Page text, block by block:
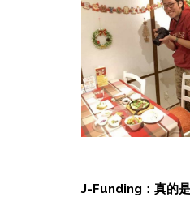
J-Funding：真的